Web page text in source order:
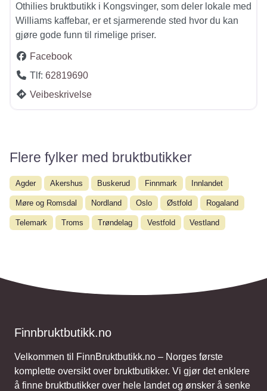
Othilies bruktbutikk i Kongsvinger, som deler lokale med
Williams kaffebar, er et sjarmerende sted hvor du kan
gjøre gode funn til rimelige priser.
Facebook
Tlf: 62819690
Veibeskrivelse
Flere fylker med bruktbutikker
Agder Akershus Buskerud Finnmark Innlandet
Møre og Romsdal Nordland Oslo Østfold Rogaland
Telemark Troms Trøndelag Vestfold Vestland
Finnbruktbutikk.no
Velkommen til FinnBruktbutikk.no – Norges første
komplette oversikt over bruktbutikker. Vi gjør det enklere
å finne bruktbutikker over hele landet og ønsker å senke